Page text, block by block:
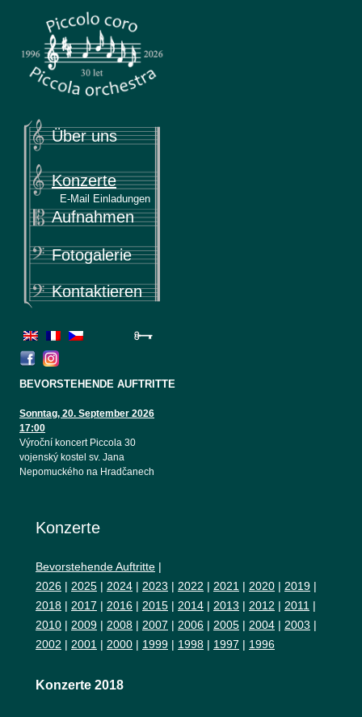
Piccola
Piccolo coro & Piccola orchestra
Über uns
Konzerte
E-Mail Einladungen
Aufnahmen
Fotogalerie
Kontaktieren
BEVORSTEHENDE AUFTRITTE
Sonntag, 20. September 2026
17:00
Výroční koncert Piccola 30
vojenský kostel sv. Jana
Nepomuckého na Hradčanech
Konzerte
Bevorstehende Auftritte |
2026 | 2025 | 2024 | 2023 | 2022 | 2021 | 2020 | 2019 |
2018 | 2017 | 2016 | 2015 | 2014 | 2013 | 2012 | 2011 |
2010 | 2009 | 2008 | 2007 | 2006 | 2005 | 2004 | 2003 |
2002 | 2001 | 2000 | 1999 | 1998 | 1997 | 1996
Konzerte 2018